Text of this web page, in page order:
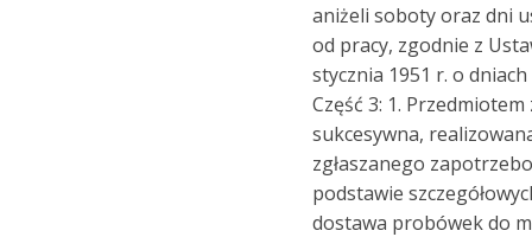
aniżeli soboty oraz dni
od pracy, zgodnie z
stycznia 1951 r. o
Część 3: 1.
sukcesywna,
zgłaszanego
podstawie
dostawa probówek do